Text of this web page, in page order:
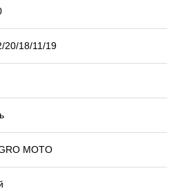
20/18/11/19
MOTO